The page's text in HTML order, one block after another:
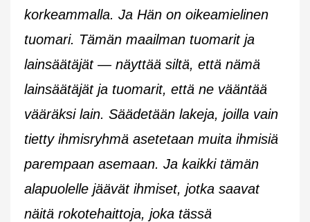
korkeammalla. Ja Hän on oikeamielinen
tuomari. Tämän maailman tuomarit ja
lainsäätäjät — näyttää siltä, että nämä
lainsäätäjät ja tuomarit, että ne vääntää
vääräksi lain. Säädetään lakeja, joilla vain
tietty ihmisryhmä asetetaan muita ihmisiä
parempaan asemaan. Ja kaikki tämän
alapuolelle jäävät ihmiset, jotka saavat
näitä rokotehaittoja, joka tässä